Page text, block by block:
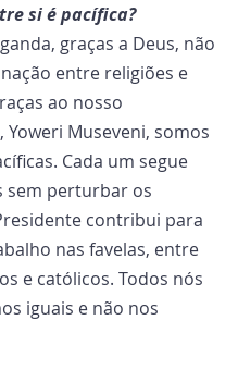
si é pacífica?
graças a Deus, não
entre religiões e
ao nosso
Yoweri Museveni, somos
Cada um segue
sem perturbar os
contribui para
nas favelas, entre
e católicos. Todos nós
iguais e não nos